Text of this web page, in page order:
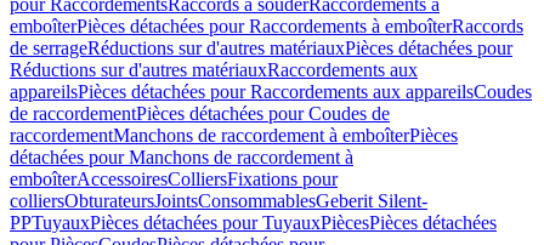
pour RaccordementsRaccords à souderRaccordements à
emboîterPièces détachées pour Raccordements à emboîterRaccords
de serrageRéductions sur d'autres matériauxPièces détachées pour
Réductions sur d'autres matériauxRaccordements aux
appareilsPièces détachées pour Raccordements aux appareilsCoudes
de raccordementPièces détachées pour Coudes de
raccordementManchons de raccordement à emboîterPièces
détachées pour Manchons de raccordement à
emboîterAccessoiresColliersFixations pour
colliersObturateursJointsConsommablesGeberit Silent-
PPTuyauxPièces détachées pour TuyauxPiècesPièces détachées